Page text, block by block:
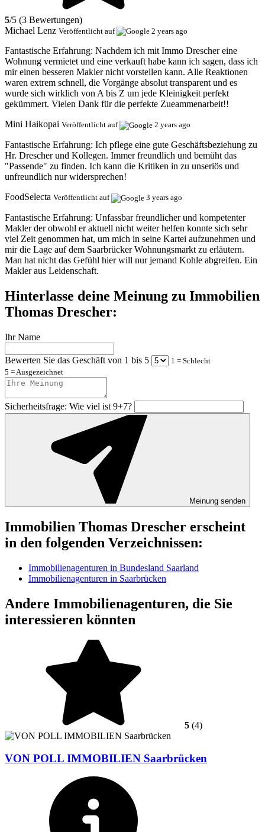
5/5 (3 Bewertungen)
Michael Lenz Veröffentlicht auf 2 years ago
Fantastische Erfahrung: Nachdem ich mit Immo Drescher eine
Wohnung vermietet und eine verkauft habe kann ich sagen, dass ich
mir einen besseren Makler nicht vorstellen kann. Alle Reaktionen
waren extrem schnell, die Vorgänge absolut transparent und es
wurde sich wirklich von A bis Z um jede Kleinigkeit perfekt
gekümmert. Vielen Dank für die perfekte Zueammenarbeit!!
Mini Haikopai Veröffentlicht auf 2 years ago
Fantastische Erfahrung: Ich pflege eine gute Geschäftsbeziehung zu
Hr. Drescher und Kollegen. Immer freundlich und bemüht das
"Passende" zu finden. Ich kann die Kritiken in zu unseriös und
unfreundlich nur widersprechen!
FoodSelecta Veröffentlicht auf 3 years ago
Fantastische Erfahrung: Unfassbar freundlicher und kompetenter
Makler der obwohl er aktuell nicht weiter helfen konnte sich sehr
viel Zeit genommen hat, um mich in seine Kartei aufzunehmen und
mir die Lage auf dem Saarbrücker Wohnungsmarkt zu erläutern.
Man hat nicht das Gefühl hier will nur jemand Kohle abgreifen. Ein
Makler aus Leidenschaft.
Hinterlasse deine Meinung zu Immobilien
Thomas Drescher:
Ihr Name
Bewerten Sie das Geschäft von 1 bis 5
1 = Schlecht
5 = Ausgezeichnet
Sicherheitsfrage: Wie viel ist 9+7?
Meinung senden
Immobilien Thomas Drescher erscheint
in den folgenden Verzeichnissen:
Immobilienagenturen in Bundesland Saarland
Immobilienagenturen in Saarbrücken
Andere Immobilienagenturen, die Sie
interessieren könnten
5 (4)
VON POLL IMMOBILIEN Saarbrücken